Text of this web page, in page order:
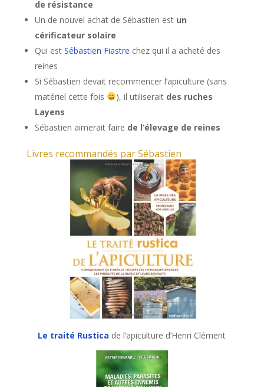
de résistance
Un de nouvel achat de Sébastien est un
cérificateur solaire
Qui est Sébastien Fiastre chez qui il a acheté des
reines
Si Sébastien devait recommencer l’apiculture (sans
matériel cette fois
), il utiliserait des ruches
Layens
Sébastien aimerait faire de l’élevage de reines
Livres recommandés par Sébastien
Le traité Rustica de l’apiculture d’Henri Clément